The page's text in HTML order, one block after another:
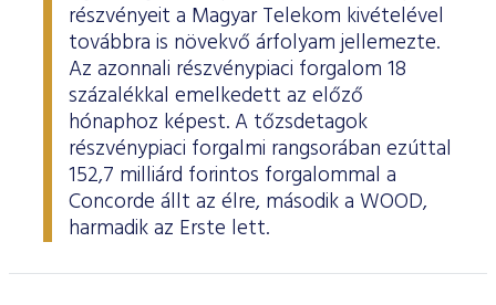
részvényeit a Magyar Telekom kivételével
továbbra is növekvő árfolyam jellemezte.
Az azonnali részvénypiaci forgalom 18
százalékkal emelkedett az előző
hónaphoz képest. A tőzsdetagok
részvénypiaci forgalmi rangsorában ezúttal
152,7 milliárd forintos forgalommal a
Concorde állt az élre, második a WOOD,
harmadik az Erste lett.